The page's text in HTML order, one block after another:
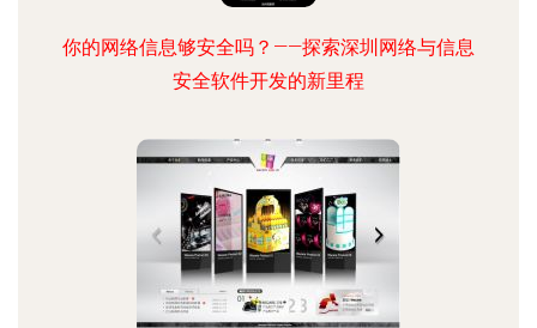
你的网络信息够安全吗？——探索深圳网络与信息
安全软件开发的新里程